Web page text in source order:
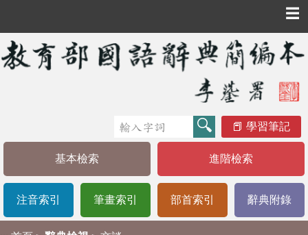
☰
學習筆記
基本檢索 進階檢索
注音索引 筆畫索引 部首索引 辭典附錄